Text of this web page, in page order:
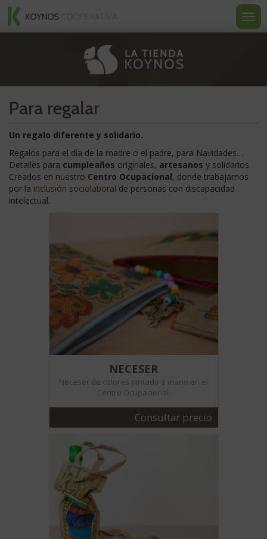
Koynos
Cooperativa
contenido
Para regalar
Un regalo diferente y solidario.
Regalos para el día de la madre o el padre, para Navidades…
Detalles para cumpleaños originales, artesanos y solidarios.
Creados en nuestro Centro Ocupacional, donde trabajamos
por la inclusión sociolaboral de personas con discapacidad
intelectual.
NECESER
Neceser de colores pintado a mano en el
Centro Ocupacional.
Consultar precio
u
la